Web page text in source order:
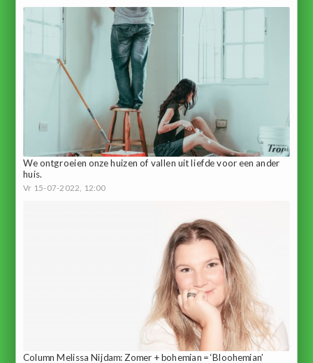
We ontgroeien onze huizen of vallen uit liefde voor een ander
huis.
Vr 15-07-2022, 12:00
Column Melissa Nijdam: Zomer + bohemian = ‘Bloohemian’